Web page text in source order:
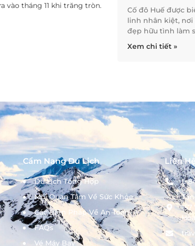
vào tháng 11 khi trăng tròn.
Cố đô Huế được
linh nhân kiệt, nơi
đẹp hữu tình làm
Xem chi tiết »
Cẩm Nang Du Lịch
Du Lịch Tổng Hợp
Mối Quan Tâm Về Sức Khỏe
Các Biện Pháp Về An Toàn
FAQs
Vé Máy Bay
Liên Hệ